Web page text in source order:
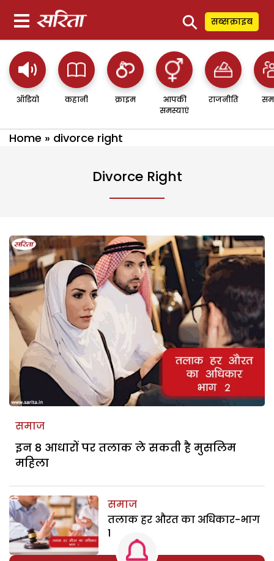
⚲ सब्सक्राइब
ऑडियो कहानी क्राइम
आपकी
समस्याएं
राजनीति
Home » divorce right
Divorce Right
समाज
इन 8 आधारों पर तलाक ले सकती है मुसलिम
महिला
समाज
तलाक हर औरत का अधिकार-भाग
1